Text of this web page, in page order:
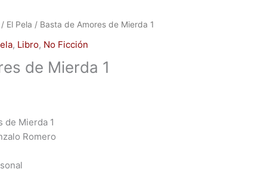
/ El Pela / Basta de Amores de Mierda 1
, Libro, No Ficción
de Mierda 1
de Mierda 1
Romero